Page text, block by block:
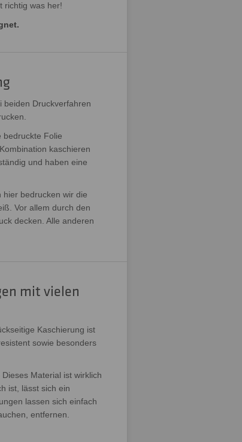
richtig was her!
beiden Druckverfahren
bedruckte Folie
kaschieren
und haben eine
hier bedrucken wir die
Vor allem durch den
decken. Alle anderen
mit vielen
Kaschierung ist
sowie besonders
Material ist wirklich
ist, lässt sich ein
lassen sich einfach
entfernen.